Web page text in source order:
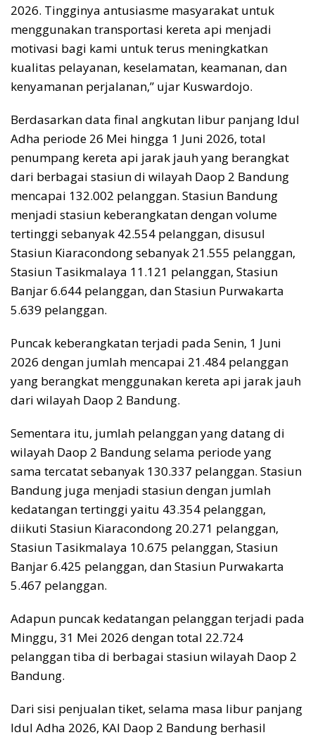
2026. Tingginya antusiasme masyarakat untuk
menggunakan transportasi kereta api menjadi
motivasi bagi kami untuk terus meningkatkan
kualitas pelayanan, keselamatan, keamanan, dan
kenyamanan perjalanan,” ujar Kuswardojo.
Berdasarkan data final angkutan libur panjang Idul
Adha periode 26 Mei hingga 1 Juni 2026, total
penumpang kereta api jarak jauh yang berangkat
dari berbagai stasiun di wilayah Daop 2 Bandung
mencapai 132.002 pelanggan. Stasiun Bandung
menjadi stasiun keberangkatan dengan volume
tertinggi sebanyak 42.554 pelanggan, disusul
Stasiun Kiaracondong sebanyak 21.555 pelanggan,
Stasiun Tasikmalaya 11.121 pelanggan, Stasiun
Banjar 6.644 pelanggan, dan Stasiun Purwakarta
5.639 pelanggan.
Puncak keberangkatan terjadi pada Senin, 1 Juni
2026 dengan jumlah mencapai 21.484 pelanggan
yang berangkat menggunakan kereta api jarak jauh
dari wilayah Daop 2 Bandung.
Sementara itu, jumlah pelanggan yang datang di
wilayah Daop 2 Bandung selama periode yang
sama tercatat sebanyak 130.337 pelanggan. Stasiun
Bandung juga menjadi stasiun dengan jumlah
kedatangan tertinggi yaitu 43.354 pelanggan,
diikuti Stasiun Kiaracondong 20.271 pelanggan,
Stasiun Tasikmalaya 10.675 pelanggan, Stasiun
Banjar 6.425 pelanggan, dan Stasiun Purwakarta
5.467 pelanggan.
Adapun puncak kedatangan pelanggan terjadi pada
Minggu, 31 Mei 2026 dengan total 22.724
pelanggan tiba di berbagai stasiun wilayah Daop 2
Bandung.
Dari sisi penjualan tiket, selama masa libur panjang
Idul Adha 2026, KAI Daop 2 Bandung berhasil